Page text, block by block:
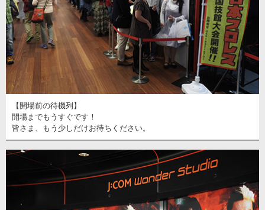
【開場前の待機列】
開場までもうすぐです！
皆さま、もう少しだけお待ちください。